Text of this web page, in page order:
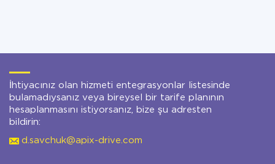
İhtiyacınız olan hizmeti entegrasyonlar listesinde
bulamadıysanız veya bireysel bir tarife planının
hesaplanmasını istiyorsanız, bize şu adresten
bildirin:
d.savchuk@apix-drive.com